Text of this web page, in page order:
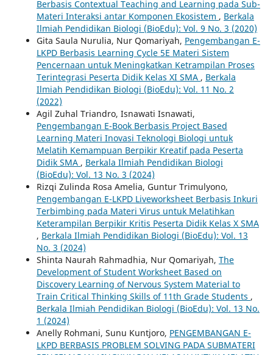
Berbasis Contextual Teaching and Learning pada Sub-
Materi Interaksi antar Komponen Ekosistem , Berkala
Ilmiah Pendidikan Biologi (BioEdu): Vol. 9 No. 3 (2020)
Gita Saula Nurulia, Nur Qomariyah, Pengembangan E-
LKPD Berbasis Learning Cycle 5E Materi Sistem
Pencernaan untuk Meningkatkan Ketrampilan Proses
Terintegrasi Peserta Didik Kelas XI SMA , Berkala
Ilmiah Pendidikan Biologi (BioEdu): Vol. 11 No. 2
(2022)
Agil Zuhal Triandro, Isnawati Isnawati,
Pengembangan E-Book Berbasis Project Based
Learning Materi Inovasi Teknologi Biologi untuk
Melatih Kemampuan Berpikir Kreatif pada Peserta
Didik SMA , Berkala Ilmiah Pendidikan Biologi
(BioEdu): Vol. 13 No. 3 (2024)
Rizqi Zulinda Rosa Amelia, Guntur Trimulyono,
Pengembangan E-LKPD Liveworksheet Berbasis Inkuri
Terbimbing pada Materi Virus untuk Melatihkan
Keterampilan Berpikir Kritis Peserta Didik Kelas X SMA
, Berkala Ilmiah Pendidikan Biologi (BioEdu): Vol. 13
No. 3 (2024)
Shinta Naurah Rahmadhia, Nur Qomariyah, The
Development of Student Worksheet Based on
Discovery Learning of Nervous System Material to
Train Critical Thinking Skills of 11th Grade Students ,
Berkala Ilmiah Pendidikan Biologi (BioEdu): Vol. 13 No.
1 (2024)
Anelly Rohmani, Sunu Kuntjoro, PENGEMBANGAN E-
LKPD BERBASIS PROBLEM SOLVING PADA SUBMATERI